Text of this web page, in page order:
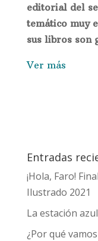
editorial del
temático muy
sus libros son
Ver más
Entradas
¡Hola, Faro!
Ilustrado 2021
La estación
¿Por qué